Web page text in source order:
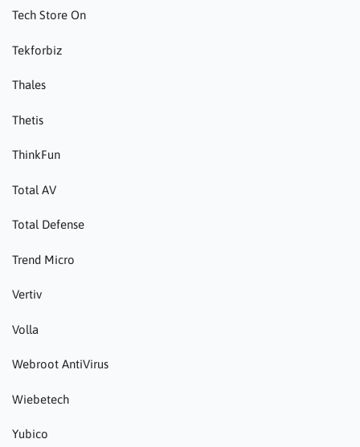
Tech Store On
Tekforbiz
Thales
Thetis
ThinkFun
Total AV
Total Defense
Trend Micro
Vertiv
Volla
Webroot AntiVirus
Wiebetech
Yubico